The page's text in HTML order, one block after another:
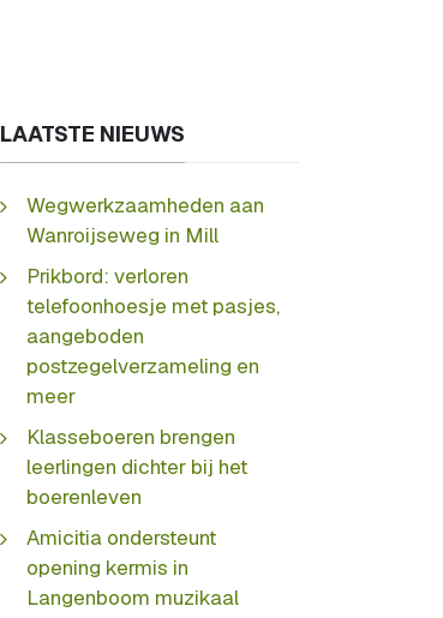
LAATSTE NIEUWS
Wegwerkzaamheden aan
Wanroijseweg in Mill
Prikbord: verloren
telefoonhoesje met pasjes,
aangeboden
postzegelverzameling en
meer
Klasseboeren brengen
leerlingen dichter bij het
boerenleven
Amicitia ondersteunt
opening kermis in
Langenboom muzikaal